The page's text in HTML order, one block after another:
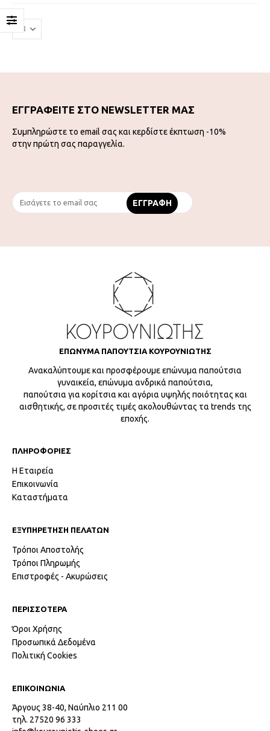
ΕΓΓΡΑΦΕΙΤΕ ΣΤΟ NEWSLETTER ΜΑΣ
Συμπληρώστε το email σας και κερδίστε έκπτωση -10%
στην πρώτη σας παραγγελία.
ΕΠΩΝΥΜΑ ΠΑΠΟΥΤΣΙΑ ΚΟΥΡΟΥΝΙΩΤΗΣ
Ανακαλύπτουμε και προσφέρουμε επώνυμα παπούτσια
γυναικεία, επώνυμα ανδρικά παπούτσια,
παπούτσια για κορίτσια και αγόρια υψηλής ποιότητας και
αισθητικής, σε προσιτές τιμές ακολουθώντας τα trends της
εποχής.
ΠΛΗΡΟΦΟΡΙΕΣ
Η Εταιρεία
Επικοινωνία
Καταστήματα
ΕΞΥΠΗΡΕΤΗΣΗ ΠΕΛΑΤΩΝ
Τρόποι Αποστολής
Τρόποι Πληρωμής
Επιστροφές - Ακυρώσεις
ΠΕΡΙΣΣΟΤΕΡΑ
Όροι Χρήσης
Προσωπικά Δεδομένα
Πολιτική Cookies
ΕΠΙΚΟΙΝΩΝΙΑ
Άργους 38-40, Ναύπλιο 211 00
τηλ. 27520 96 333